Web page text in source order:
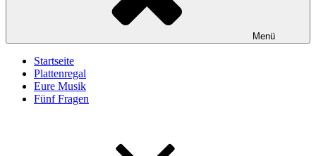
Menü
Startseite
Plattenregal
Eure Musik
Fünf Fragen